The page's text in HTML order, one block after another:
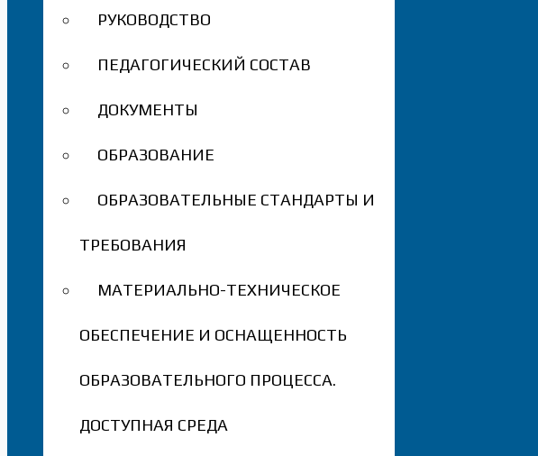
РУКОВОДСТВО
ПЕДАГОГИЧЕСКИЙ СОСТАВ
ДОКУМЕНТЫ
ОБРАЗОВАНИЕ
ОБРАЗОВАТЕЛЬНЫЕ СТАНДАРТЫ И
ТРЕБОВАНИЯ
МАТЕРИАЛЬНО-ТЕХНИЧЕСКОЕ
ОБЕСПЕЧЕНИЕ И ОСНАЩЕННОСТЬ
ОБРАЗОВАТЕЛЬНОГО ПРОЦЕССА.
ДОСТУПНАЯ СРЕДА